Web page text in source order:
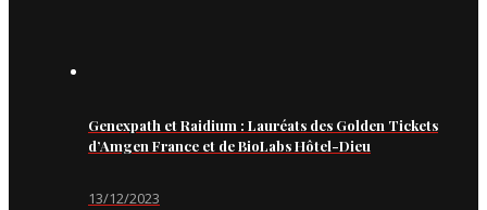
Genexpath et Raidium : Lauréats des Golden Tickets
d’Amgen France et de BioLabs Hôtel-Dieu
13/12/2023